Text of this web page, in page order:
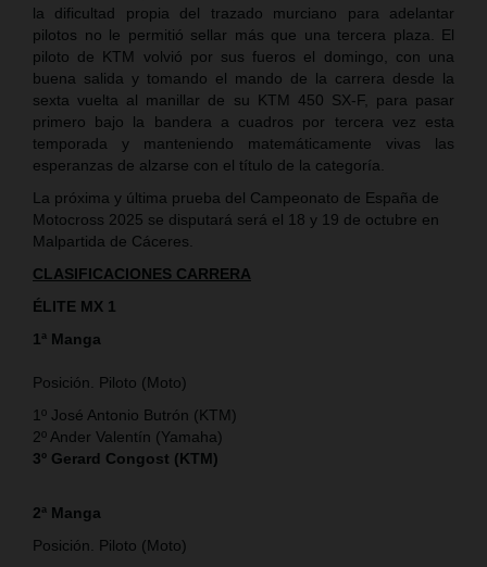
la dificultad propia del trazado murciano para adelantar
pilotos no le permitió sellar más que una tercera plaza. El
piloto de KTM volvió por sus fueros el domingo, con una
buena salida y tomando el mando de la carrera desde la
sexta vuelta al manillar de su KTM 450 SX-F, para pasar
primero bajo la bandera a cuadros por tercera vez esta
temporada y manteniendo matemáticamente vivas las
esperanzas de alzarse con el título de la categoría.
La próxima y última prueba del Campeonato de España de
Motocross 2025 se disputará será el 18 y 19 de octubre en
Malpartida de Cáceres.
CLASIFICACIONES CARRERA
ÉLITE MX 1
1ª Manga
Posición. Piloto (Moto)
1º José Antonio Butrón (KTM)
2º Ander Valentín (Yamaha)
3º Gerard Congost (KTM)
2ª Manga
Posición. Piloto (Moto)